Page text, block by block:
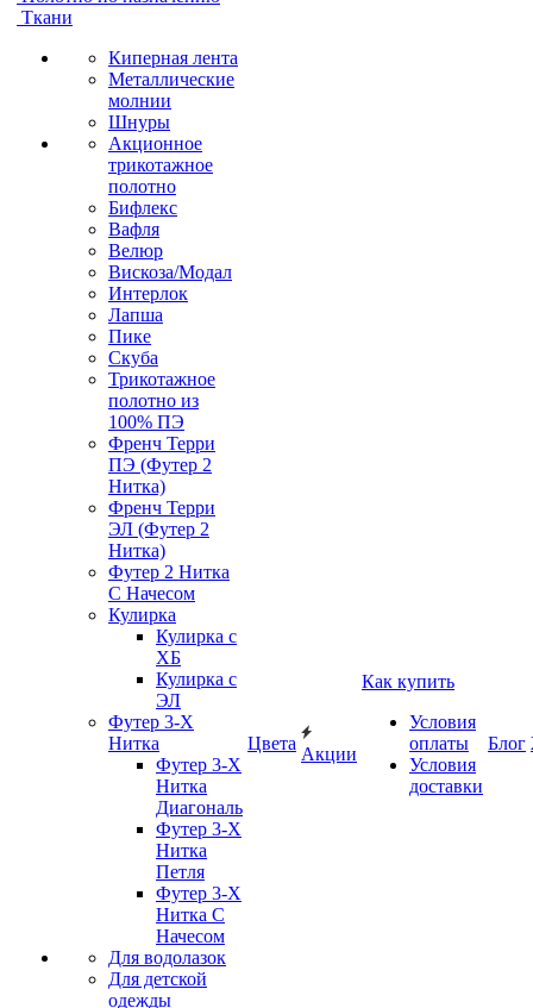
Ткани
Киперная лента
Металлические
молнии
Шнуры
Акционное
трикотажное
полотно
Бифлекс
Вафля
Велюр
Вискоза/Модал
Интерлок
Лапша
Пике
Скуба
Трикотажное
полотно из
100% ПЭ
Френч Терри
ПЭ (Футер 2
Нитка)
Френч Терри
ЭЛ (Футер 2
Нитка)
Футер 2 Нитка
С Начесом
Кулирка
Кулирка с
ХБ
Кулирка с
ЭЛ
Футер 3-Х
Нитка
Футер 3-Х
Нитка
Диагональ
Футер 3-Х
Нитка
Петля
Футер 3-Х
Нитка С
Начесом
Для водолазок
Для детской
одежды
Цвета
Акции
Как купить
Условия
оплаты
Условия
доставки
Блог